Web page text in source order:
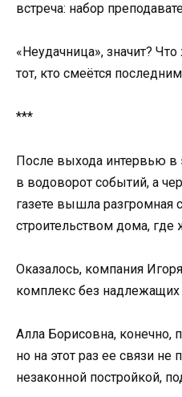
встреча: набор
«Неудачница», значит?
тот, кто смеётся
***
После выхода интервью в
в водоворот событий, а
газете вышла разгромная
строительством дома, где
Оказалось, компания
комплекс без
Алла Борисовна, конечно,
но на этот раз ее связи
незаконной постройкой,